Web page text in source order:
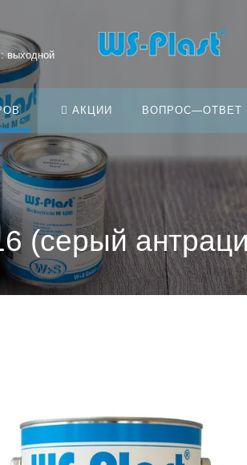
выходной
АКЦИИ ВОПРОС—ОТВЕТ
(серый